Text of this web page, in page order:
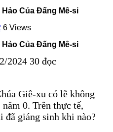
Của Đấng Mê-si
6 Views
Của Đấng Mê-si
2024 30 đọc
Giê-xu có lẽ không
0. Trên thực tế,
đã giáng sinh khi nào?